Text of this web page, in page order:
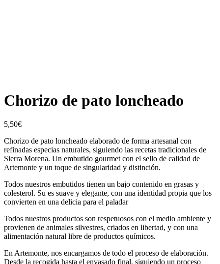
Chorizo de pato loncheado
5,50€
Chorizo de pato loncheado elaborado de forma artesanal con
refinadas especias naturales, siguiendo las recetas tradicionales de
Sierra Morena. Un embutido gourmet con el sello de calidad de
Artemonte y un toque de singularidad y distinción.
Todos nuestros embutidos tienen un bajo contenido en grasas y
colesterol. Su es suave y elegante, con una identidad propia que los
convierten en una delicia para el paladar
Todos nuestros productos son respetuosos con el medio ambiente y
provienen de animales silvestres, criados en libertad, y con una
alimentación natural libre de productos químicos.
En Artemonte, nos encargamos de todo el proceso de elaboración.
Desde la recogida hasta el envasado final, siguiendo un proceso